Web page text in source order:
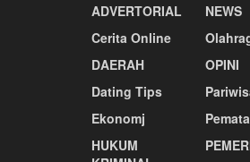
ADVERTORIAL
Cerita Online
DAERAH
Dating Tips
Ekonomj
HUKUM
NEWS
OPINI